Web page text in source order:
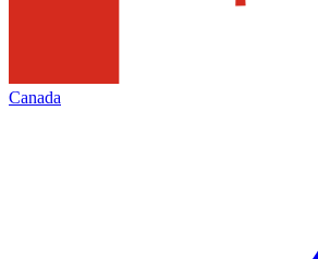
Canada